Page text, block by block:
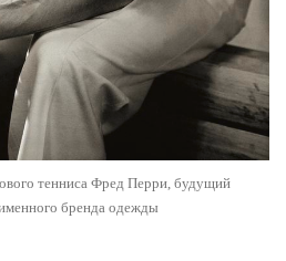
тенниса Фред Перри, будущий
бренда одежды